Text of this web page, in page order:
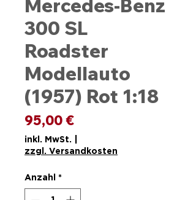
Mercedes-Benz
300 SL
Roadster
Modellauto
(1957) Rot 1:18
95,00 €Preis
inkl. MwSt.
zzgl. Versandkosten
Anzahl *